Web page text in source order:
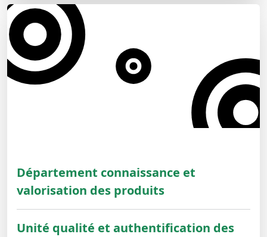
Département connaissance et
valorisation des produits
Unité qualité et authentification des